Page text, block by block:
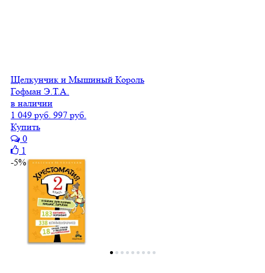
Щелкунчик и Мышиный Король
Гофман Э.Т.А.
в наличии
1 049 руб. 997 руб.
Купить
0
1
-5%